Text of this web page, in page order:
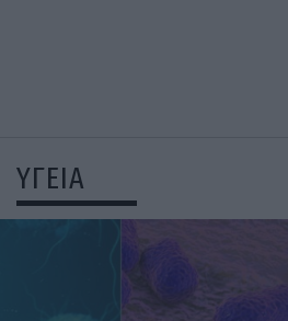
ΥΓΕΙΑ